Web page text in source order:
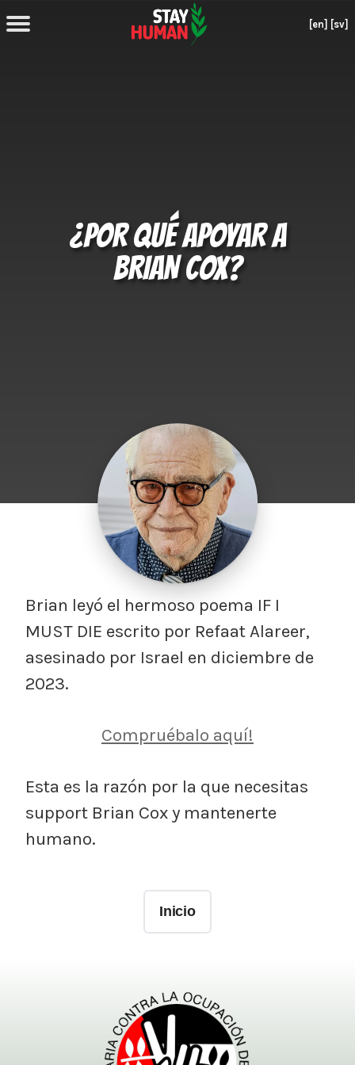
[en] [sv]
¿POR QUÉ APOYAR A
BRIAN COX?
Brian leyó el hermoso poema IF I
MUST DIE escrito por Refaat Alareer,
asesinado por Israel en diciembre de
2023.
Compruébalo aquí!
Esta es la razón por la que necesitas
support Brian Cox y mantenerte
humano.
Inicio